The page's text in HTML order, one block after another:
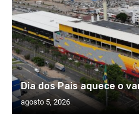
Dia dos Pais aquece o
agosto 5, 2026